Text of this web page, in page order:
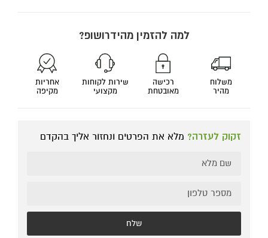
למה להזמין מהידרושופ?
משלוח
מהיר
רכישה
מאובטחת
שירות לקוחות
מקצועי
אחריות
מקיפה
זקוק לעזרה? מלא את הפרטים ונחזור אליך בהקדם
שלח